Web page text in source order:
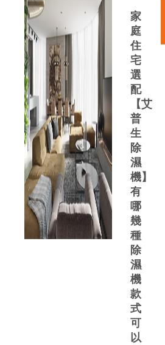
家
庭
住
宅
選
配
【艾
普
生
除
濕
機】
有
哪
幾
種
除
濕
機
款
式
可
以